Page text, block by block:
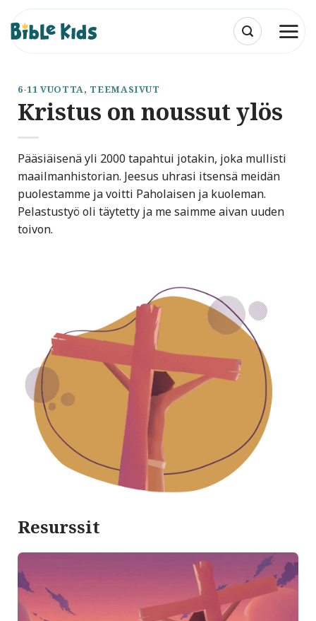
content
6-11 VUOTTA, TEEMASIVUT
Kristus on noussut ylös
Pääsiäisenä yli 2000 tapahtui jotakin, joka mullisti
maailmanhistorian. Jeesus uhrasi itsensä meidän
puolestamme ja voitti Paholaisen ja kuoleman.
Pelastustyö oli täytetty ja me saimme aivan uuden
toivon.
Resurssit